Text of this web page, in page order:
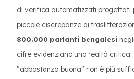
di verifica automatizzati progettati
piccole discrepanze di
800.000 parlanti bengalesi
cifre evidenziano una realtà critica:
"abbastanza buona" non è più